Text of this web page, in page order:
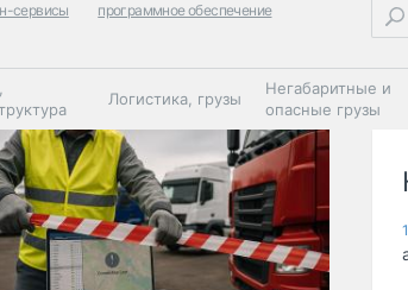
сервисы программное обеспечение
Логистика, грузы
Негабаритные и
опасные грузы
Автосервис,
запчасти, шины
Топливо, масла и
автохимия